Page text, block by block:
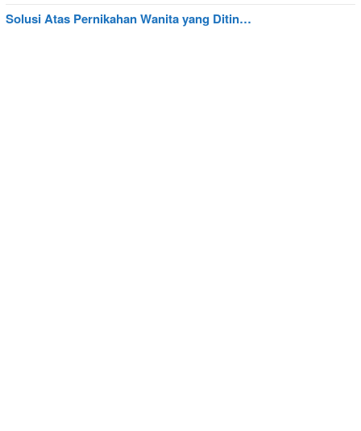
Solusi Atas Pernikahan Wanita yang Ditin…